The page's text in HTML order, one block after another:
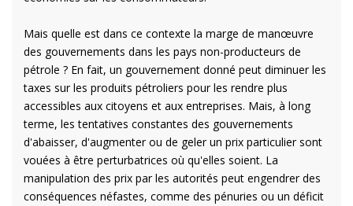
Mais quelle est dans ce contexte la marge de manœuvre
des gouvernements dans les pays non-producteurs de
pétrole ? En fait, un gouvernement donné peut diminuer les
taxes sur les produits pétroliers pour les rendre plus
accessibles aux citoyens et aux entreprises. Mais, à long
terme, les tentatives constantes des gouvernements
d'abaisser, d'augmenter ou de geler un prix particulier sont
vouées à être perturbatrices où qu'elles soient. La
manipulation des prix par les autorités peut engendrer des
conséquences néfastes, comme des pénuries ou un déficit